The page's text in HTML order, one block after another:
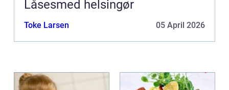
Låsesmed helsingør
Toke Larsen 05 April 2026